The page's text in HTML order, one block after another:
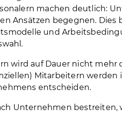
machen deutlich:
Ansätzen begegnen.
und
wird auf Dauer nicht
Mitarbeitern werden
entscheiden.
Unternehmen bestreiten,